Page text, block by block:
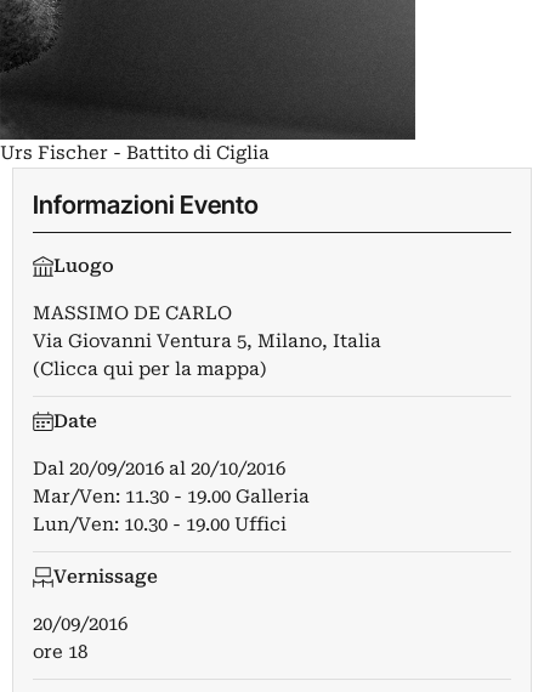
Urs Fischer - Battito di Ciglia
Informazioni Evento
Luogo
MASSIMO DE CARLO
Via Giovanni Ventura 5, Milano, Italia
(Clicca qui per la mappa)
Date
Dal 20/09/2016 al 20/10/2016
Mar/Ven: 11.30 - 19.00 Galleria
Lun/Ven: 10.30 - 19.00 Uffici
Vernissage
20/09/2016
ore 18